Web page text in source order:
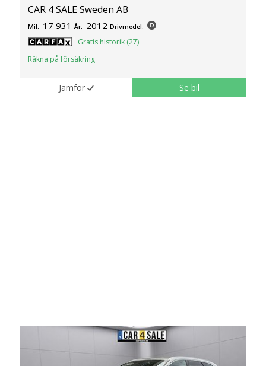
CAR 4 SALE Sweden AB
Mil: 17 931 År: 2012 Drivmedel:
Gratis historik (27)
Räkna på försäkring
Jämför Se bil